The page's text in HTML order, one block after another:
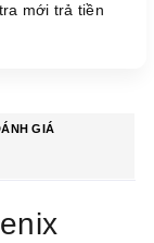
mới trả tiền
GIÁ